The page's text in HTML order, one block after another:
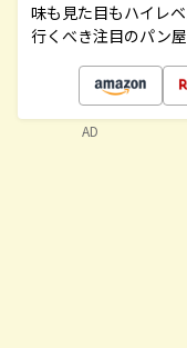
味も見た目もハイレ
行くべき注目のパン
AD